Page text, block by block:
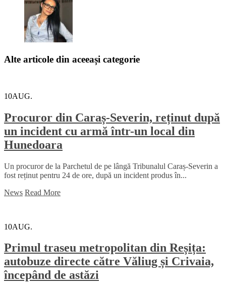
Alte articole din aceeași categorie
10AUG.
Procuror din Caraș-Severin, reținut după
un incident cu armă într-un local din
Hunedoara
Un procuror de la Parchetul de pe lângă Tribunalul Caraș-Severin a
fost reținut pentru 24 de ore, după un incident produs în...
News Read More
10AUG.
Primul traseu metropolitan din Reșița:
autobuze directe către Văliug și Crivaia,
începând de astăzi